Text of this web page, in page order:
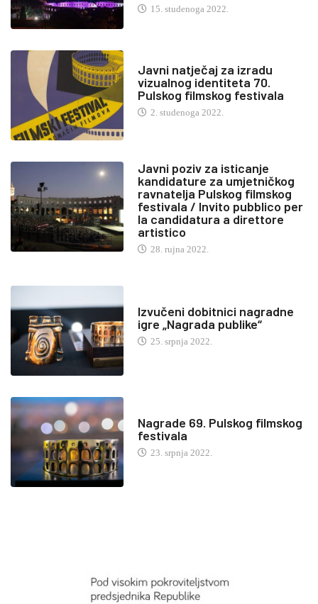
15. studenoga 2022.
Javni natječaj za izradu
vizualnog identiteta 70.
Pulskog filmskog festivala
2. studenoga 2022.
Javni poziv za isticanje
kandidature za umjetničkog
ravnatelja Pulskog filmskog
festivala / Invito pubblico per
la candidatura a direttore
artistico
28. rujna 2022.
Izvučeni dobitnici nagradne
igre „Nagrada publike“
25. srpnja 2022.
Nagrade 69. Pulskog filmskog
festivala
23. srpnja 2022.